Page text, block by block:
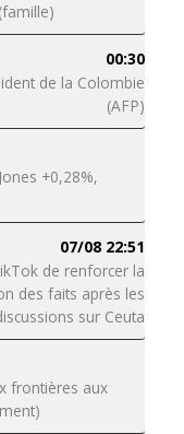
00:30
de la Colombie
(AFP)
+0,28%,
07/08 22:51
de renforcer la
des faits après les
sur Ceuta
frontières aux